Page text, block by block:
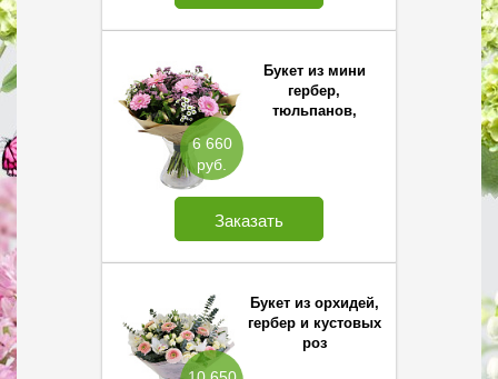
6 660
руб.
Букет из мини
гербер,
тюльпанов,
Заказать
Букет из орхидей,
гербер и кустовых
роз